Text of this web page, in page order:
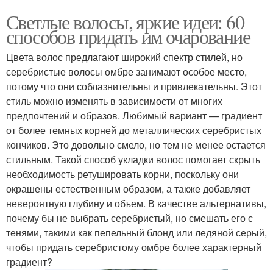
Светлые волосы, яркие идеи: 60
способов придать им очарование
Цвета волос предлагают широкий спектр стилей, но
серебристые волосы омбре занимают особое место,
потому что они соблазнительны и привлекательны. Этот
стиль можно изменять в зависимости от многих
предпочтений и образов. Любимый вариант — градиент
от более темных корней до металлических серебристых
кончиков. Это довольно смело, но тем не менее остается
стильным. Такой способ укладки волос помогает скрыть
необходимость ретушировать корни, поскольку они
окрашены естественным образом, а также добавляет
невероятную глубину и объем. В качестве альтернативы,
почему бы не выбрать серебристый, но смешать его с
тенями, такими как пепельный блонд или ледяной серый,
чтобы придать серебристому омбре более характерный
градиент?